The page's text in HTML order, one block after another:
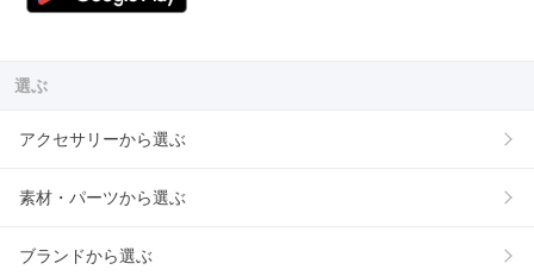
選ぶ
アクセサリーから選ぶ
素材・パーツから選ぶ
ブランドから選ぶ